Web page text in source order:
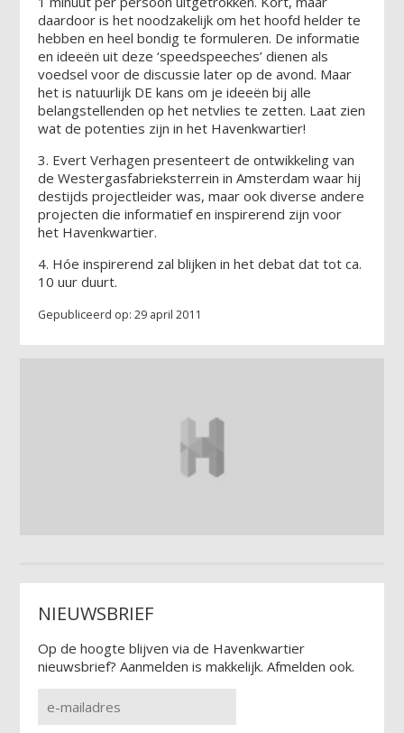
daardoor is het noodzakelijk om het hoofd helder te
hebben en heel bondig te formuleren. De informatie
en ideeën uit deze ‘speedspeeches’ dienen als
voedsel voor de discussie later op de avond. Maar
het is natuurlijk DE kans om je ideeën bij alle
belangstellenden op het netvlies te zetten. Laat zien
wat de potenties zijn in het Havenkwartier!
3. Evert Verhagen presenteert de ontwikkeling van
de Westergasfabrieksterrein in Amsterdam waar hij
destijds projectleider was, maar ook diverse andere
projecten die informatief en inspirerend zijn voor
het Havenkwartier.
4. Hóe inspirerend zal blijken in het debat dat tot ca.
10 uur duurt.
Gepubliceerd op: 29 april 2011
NIEUWSBRIEF
Op de hoogte blijven via de Havenkwartier
nieuwsbrief? Aanmelden is makkelijk. Afmelden ook.